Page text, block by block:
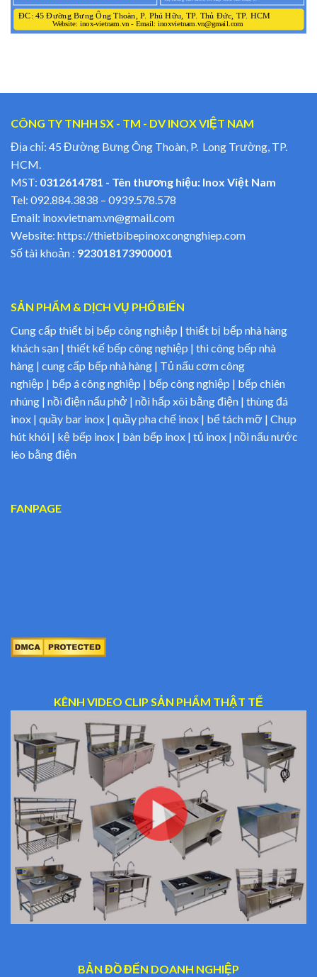
CÔNG TY TNHH SX - TM - DV INOX VIỆT NAM
Địa chỉ: 45 Đường Bưng Ông Thoàn, P. Long Trường, TP.
HCM.
MST: 0312614781 - Tên thương hiệu: Inox Việt Nam
Tel: 092.884.3838 – 0939.578.578
Email: inoxvietnam.vn@gmail.com
Website: https://thietbibepinoxcongnghiep.com
Số tài khoản : 923018173900001
SẢN PHẨM & DỊCH VỤ PHỔ BIẾN
Cung cấp thiết bị bếp công nghiệp | thiết bị bếp nhà hàng
khách sạn | thiết kế bếp công nghiệp | thi công bếp nhà
hàng | cung cấp bếp nhà hàng | Tủ nấu cơm công
nghiệp | bếp á công nghiệp | bếp công nghiệp | bếp chiên
nhúng | nồi điện nấu phở | nồi hấp xôi bằng điện | thùng đá
inox | quầy bar inox | quầy pha chế inox | bể tách mỡ | Chụp
hút khói | kệ bếp inox | bàn bếp inox | tủ inox | nồi nấu nước
lèo bằng điện
FANPAGE
KÊNH VIDEO CLIP SẢN PHẨM THẬT TẾ
BẢN ĐỒ ĐẾN DOANH NGHIỆP